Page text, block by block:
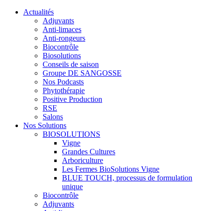
Actualités
Adjuvants
Anti-limaces
Anti-rongeurs
Biocontrôle
Biosolutions
Conseils de saison
Groupe DE SANGOSSE
Nos Podcasts
Phytothérapie
Positive Production
RSE
Salons
Nos Solutions
BIOSOLUTIONS
Vigne
Grandes Cultures
Arboriculture
Les Fermes BioSolutions Vigne
BLUE TOUCH, processus de formulation
unique
Biocontrôle
Adjuvants